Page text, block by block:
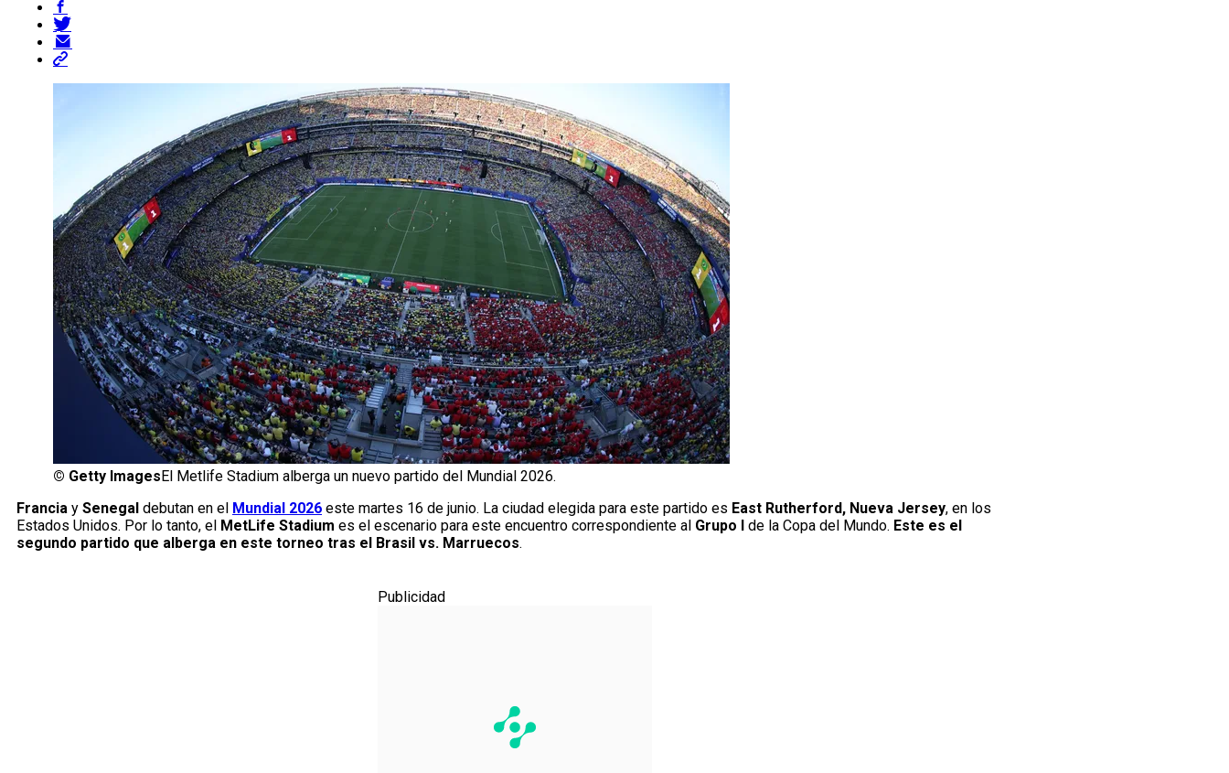
© Getty Images El Metlife Stadium alberga un nuevo partido del Mundial 2026.
Francia y Senegal debutan en el Mundial 2026 este martes 16 de junio. La ciudad elegida para este partido es East Rutherford, Nueva Jersey, en los
Estados Unidos. Por lo tanto, el MetLife Stadium es el escenario para este encuentro correspondiente al Grupo I de la Copa del Mundo. Este es el
segundo partido que alberga en este torneo tras el Brasil vs. Marruecos.
Publicidad